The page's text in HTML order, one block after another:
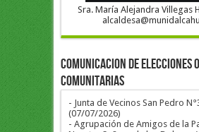
Sra. María Alejandra Villegas
COMUNICACION DE ELECCIONES
COMUNITARIAS
- Junta de Vecinos San Pedro
(07/07/2026)
- Agrupación de Amigos de la